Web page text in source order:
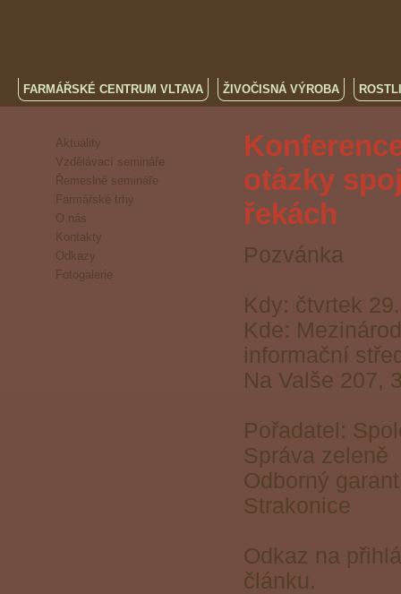
FARMÁŘSKÉ CENTRUM VLTAVA ŽIVOČISNÁ VÝROBA
Aktuality
Vzdělávací semináře
Řemeslné semináře
Farmářské trhy
O nás
Kontakty
Odkazy
Fotogalerie
otázky
řekách
Pozvánka
Kdy: čtvrtek
Kde:
informační
Na Valše 207,
Pořadatel:
Správa zeleně
Odborný
Strakonice
Odkaz na
článku.